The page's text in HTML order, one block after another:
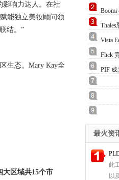
影响力达人。在社
能独立美妆顾问领
结。”
生态。Mary Kay全
大区域共15个市
宣布
Boomi
動的
Vista
办事处
Flick
资，
PIF 成
最火资
此
以